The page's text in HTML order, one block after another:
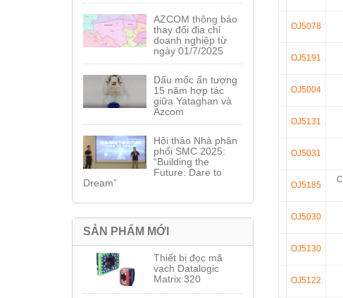
AZCOM thông báo
thay đổi địa chỉ
doanh nghiệp từ
ngày 01/7/2025
Dấu mốc ấn tượng
15 năm hợp tác
giữa Yataghan và
Azcom
Hội thảo Nhà phân
phối SMC 2025:
“Building the
Future: Dare to
Dream”
SẢN PHẨM MỚI
Thiết bị đọc mã
vạch Datalogic
Matrix 320
OJ5078
OJ5191
OJ5004
OJ5131
OJ5031
OJ5185
OJ5030
OJ5130
OJ5122